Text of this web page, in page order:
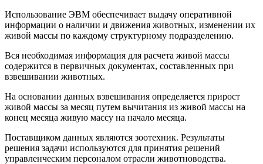
Использование ЭВМ обеспечивает выдачу оперативной
информации о наличии и движения животных, изменении их
живой массы по каждому структурному подразделению.
Вся необходимая информация для расчета живой массы
содержится в первичных документах, составленных при
взвешивании животных.
На основании данных взвешивания определяется прирост
живой массы за месяц путем вычитания из живой массы на
конец месяца живую массу на начало месяца.
Поставщиком данных являются зоотехник. Результаты
решения задачи используются для принятия решений
управленческим персоналом отрасли животноводства.